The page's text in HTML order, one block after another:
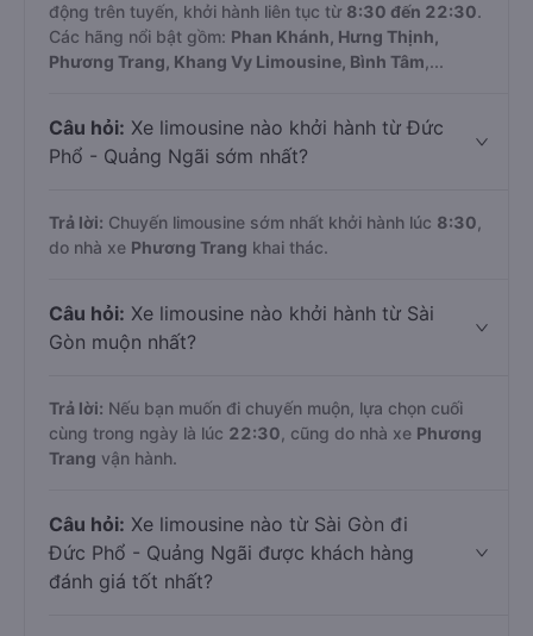
động trên tuyến, khởi hành liên tục từ 8:30 đến 22:30.
Các hãng nổi bật gồm: Phan Khánh, Hưng Thịnh,
Phương Trang, Khang Vy Limousine, Bình Tâm ,...
Câu hỏi: Xe limousine nào khởi hành từ Đức
Phổ - Quảng Ngãi sớm nhất?
Trả lời: Chuyến limousine sớm nhất khởi hành lúc 8:30
do nhà xe Phương Trang khai thác.
Câu hỏi: Xe limousine nào khởi hành từ Sài
Gòn muộn nhất?
Trả lời: Nếu bạn muốn đi chuyến muộn, lựa chọn cuối
cùng trong ngày là lúc 22:30 , cũng do nhà xe Phương
Trang vận hành.
Câu hỏi: Xe limousine nào từ Sài Gòn đi
Đức Phổ - Quảng Ngãi được khách hàng
đánh giá tốt nhất?